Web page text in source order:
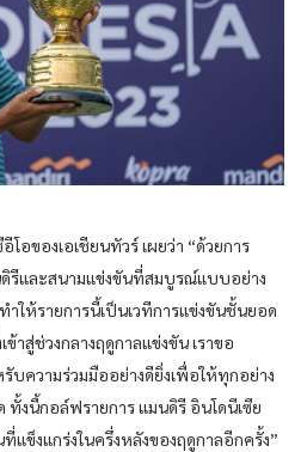
อของเอเชียนทัวร์ เผยว่า “ด้วยการ
รีและสนามแข่งขันที่สมบูรณ์แบบอย่าง
ห้รายการนี้เป็นเวทีการแข่งขันชั้นยอด
าสู่ช่วงกลางฤดูกาลแข่งขัน เราขอ
ความร่วมมืออย่างดียิ่งเพื่อให้ทุกอย่าง
งนี้กอล์ฟรายการ แมนดิรี อินโดนีเซีย
แข็งแกร่งในครึ่งหลังของฤดูกาลอีกครั้ง”